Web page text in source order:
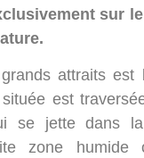
sur
attraits est
est
se jette dans
zone humide